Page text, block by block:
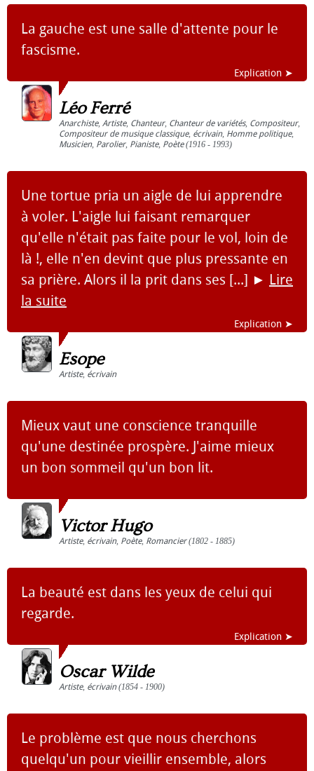
La gauche est une salle d'attente pour le
fascisme.
Explication ➤
Léo Ferré
Anarchiste, Artiste, Chanteur, Chanteur de variétés, Compositeur,
Compositeur de musique classique, écrivain, Homme politique,
Musicien, Parolier, Pianiste, Poète(1916 - 1993)
Une tortue pria un aigle de lui apprendre
à voler. L'aigle lui faisant remarquer
qu'elle n'était pas faite pour le vol, loin de
là !, elle n'en devint que plus pressante en
sa prière. Alors il la prit dans ses [...] ► Lire
la suite
Explication ➤
Esope
Artiste, écrivain
Mieux vaut une conscience tranquille
qu'une destinée prospère. J'aime mieux
un bon sommeil qu'un bon lit.
Victor Hugo
Artiste, écrivain, Poète, Romancier(1802 - 1885)
La beauté est dans les yeux de celui qui
regarde.
Explication ➤
Oscar Wilde
Artiste, écrivain(1854 - 1900)
Le problème est que nous cherchons
quelqu'un pour vieillir ensemble, alors